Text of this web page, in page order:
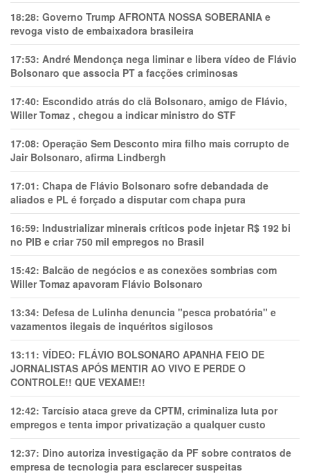
18:28: Governo Trump AFRONTA NOSSA SOBERANIA e
revoga visto de embaixadora brasileira
17:53: André Mendonça nega liminar e libera vídeo de Flávio
Bolsonaro que associa PT a facções criminosas
17:40: Escondido atrás do clã Bolsonaro, amigo de Flávio,
Willer Tomaz , chegou a indicar ministro do STF
17:08: Operação Sem Desconto mira filho mais corrupto de
Jair Bolsonaro, afirma Lindbergh
17:01: Chapa de Flávio Bolsonaro sofre debandada de
aliados e PL é forçado a disputar com chapa pura
16:59: Industrializar minerais críticos pode injetar R$ 192 bi
no PIB e criar 750 mil empregos no Brasil
15:42: Balcão de negócios e as conexões sombrias com
Willer Tomaz apavoram Flávio Bolsonaro
13:34: Defesa de Lulinha denuncia "pesca probatória" e
vazamentos ilegais de inquéritos sigilosos
13:11: VÍDEO: FLÁVIO BOLSONARO APANHA FEIO DE
JORNALISTAS APÓS MENTIR AO VIVO E PERDE O
CONTROLE!! QUE VEXAME!!
12:42: Tarcísio ataca greve da CPTM, criminaliza luta por
empregos e tenta impor privatização a qualquer custo
12:37: Dino autoriza investigação da PF sobre contratos de
empresa de tecnologia para esclarecer suspeitas